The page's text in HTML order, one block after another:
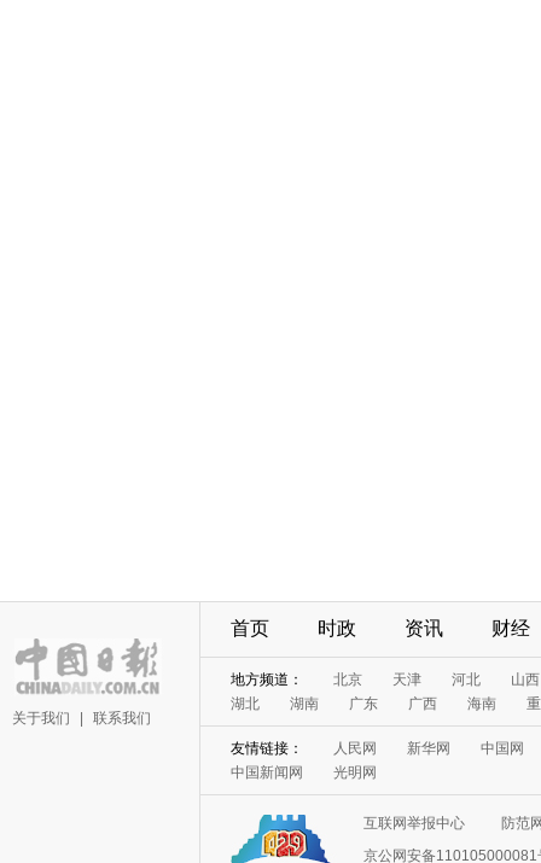
关于我们 联系我们
首页 时政 资讯 财经
地方频道： 北京 天津 河北
山西
湖北
湖南 广东 广西 海南
友情链接： 人民网 新华网
中国网
中国新闻网
光明网
互联网举报中心
防范
京公网安备110105000081